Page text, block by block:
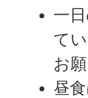
一
て
お
昼